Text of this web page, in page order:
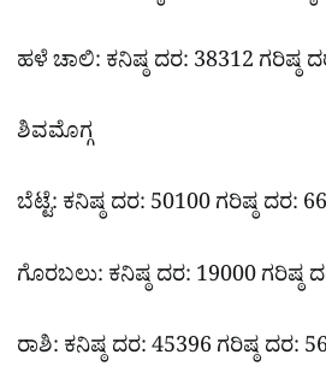
ಹಳೆ ಚಾಲಿ: ಕನಿಷ್ಠ ದರ: 38312 ಗರಿಷ್ಠ
ಶಿವಮೊಗ್ಗ
ಬೆಟ್ಟೆ: ಕನಿಷ್ಠ ದರ: 50100 ಗರಿಷ್ಠ ದರ:
ಗೊರಬಲು: ಕನಿಷ್ಠ ದರ: 19000 ಗರಿಷ್ಠ
ರಾಶಿ: ಕನಿಷ್ಠ ದರ: 45396 ಗರಿಷ್ಠ ದರ: